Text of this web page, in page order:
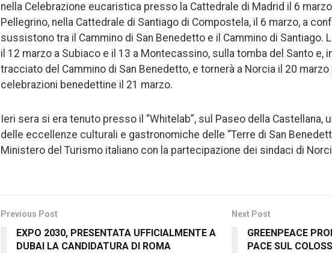
nella Celebrazione eucaristica presso la Cattedrale di Madrid il 6
Pellegrino, nella Cattedrale di Santiago di Compostela, il 6 marzo, a
sussistono tra il Cammino di San Benedetto e il Cammino di Santiago.
il 12 marzo a Subiaco e il 13 a Montecassino, sulla tomba del Santo e,
tracciato del Cammino di San Benedetto, e tornerà a Norcia il 20
celebrazioni benedettine il 21 marzo.
Ieri sera si era tenuto presso il “Whitelab”, sul Paseo della Castellana,
delle eccellenze culturali e gastronomiche delle “Terre di San
Ministero del Turismo italiano con la partecipazione dei sindaci di
Previous Post
EXPO 2030, PRESENTATA UFFICIALMENTE A
DUBAI LA CANDIDATURA DI ROMA
Next Post
GREENPEACE
PACE SUL